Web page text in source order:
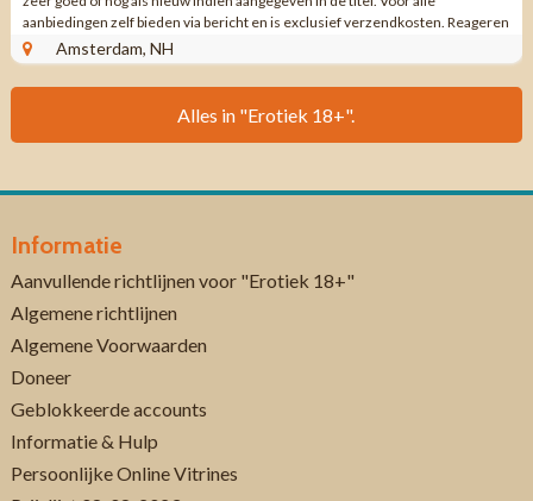
aanbiedingen zelf bieden via bericht en is exclusief verzendkosten. Reageren
via aanbieding ...
Amsterdam, NH
Alles in "Erotiek 18+".
Informatie
Aanvullende richtlijnen voor "Erotiek 18+"
Algemene richtlijnen
Algemene Voorwaarden
Doneer
Geblokkeerde accounts
Informatie & Hulp
Persoonlijke Online Vitrines